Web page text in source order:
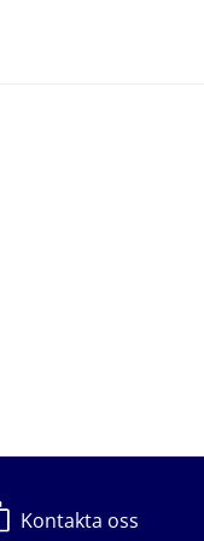
Kontakta oss